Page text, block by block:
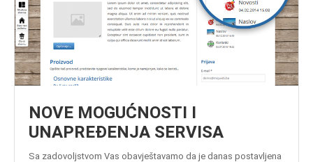
NOVE MOGUĆNOSTI I
UNAPREĐENJA SERVISA
Sa zadovoljstvom Vas obavještavamo da je danas postavljena